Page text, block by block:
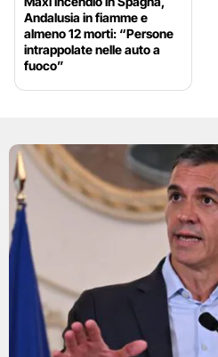
Andalusia in fiamme e
almeno 12 morti: “Persone
intrappolate nelle auto a
fuoco”